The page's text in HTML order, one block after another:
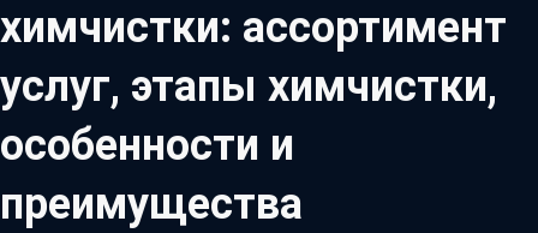
химчистки: ассортимент
услуг, этапы химчистки,
особенности и
преимущества